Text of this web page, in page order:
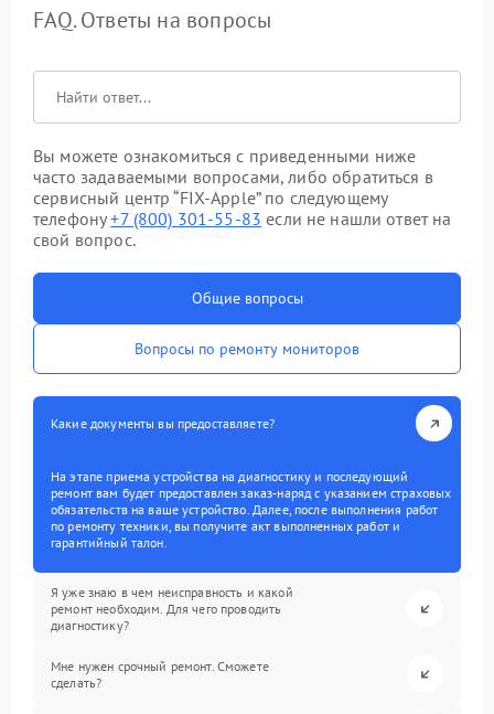
FAQ. Ответы на вопросы
Вы можете ознакомиться с приведенными ниже
часто задаваемыми вопросами, либо обратиться в
сервисный центр “FIX-Apple” по следующему
телефону+7 (800) 301-55-83 если не нашли ответ на
свой вопрос.
Общие вопросы
Вопросы по ремонту мониторов
Какие документы вы предоставляете?
На этапе приема устройства на диагностику и последующий
ремонт вам будет предоставлен заказ-наряд с указанием страховых
обязательств на ваше устройство. Далее, после выполнения работ
по ремонту техники, вы получите акт выполненных работ и
гарантийный талон.
Я уже знаю в чем неисправность и какой
ремонт необходим. Для чего проводить
диагностику?
Мне нужен срочный ремонт. Сможете
сделать?